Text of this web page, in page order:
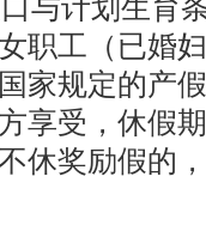
与计划生育
职工（已婚
家规定的产
享受，休假
休奖励假的